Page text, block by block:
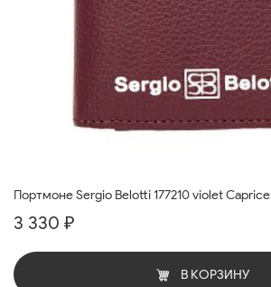
Портмоне Sergio Belotti 177210 violet Caprice
3 330 ₽
В КОРЗИНУ